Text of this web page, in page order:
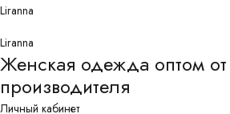
Перейти
содержимому
Liranna
Liranna
Женская одежда оптом от
производителя
Личный кабинет